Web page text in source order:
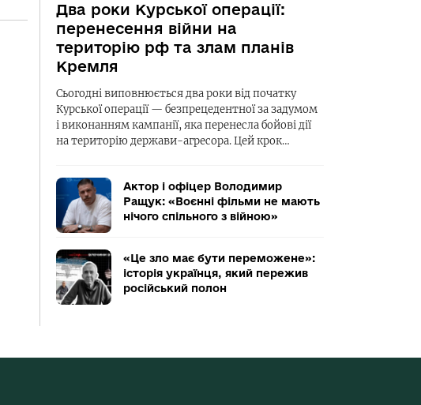
Два роки Курської операції:
перенесення війни на
територію рф та злам планів
Кремля
Сьогодні виповнюється два роки від початку
Курської операції — безпрецедентної за задумом
і виконанням кампанії, яка перенесла бойові дії
на територію держави-агресора. Цей крок…
Актор і офіцер Володимир
Ращук: «Воєнні фільми не мають
нічого спільного з війною»
«Це зло має бути переможене»:
історія українця, який пережив
російський полон